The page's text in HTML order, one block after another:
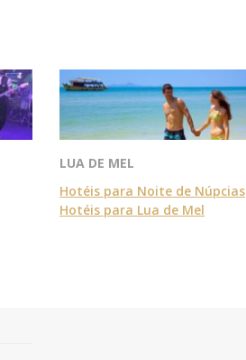
LUA DE MEL
Hotéis para Noite de Núpcias
Hotéis para Lua de Mel